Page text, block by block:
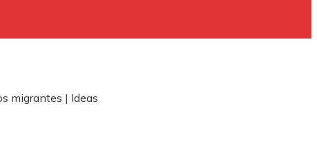
migrantes | Ideas